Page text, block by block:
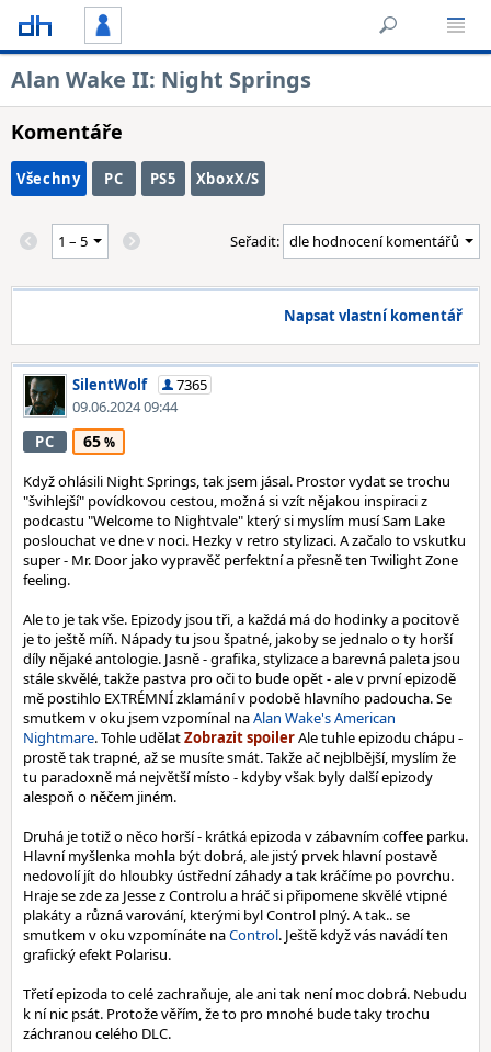
Alan Wake II: Night Springs
Komentáře
Všechny PC PS5 XboxX/S
Seřadit:
Napsat vlastní komentář
SilentWolf
7365
09.06.2024 09:44
PC
65
Když ohlásili Night Springs, tak jsem jásal. Prostor vydat se trochu
"švihlejší" povídkovou cestou, možná si vzít nějakou inspiraci z
podcastu "Welcome to Nightvale" který si myslím musí Sam Lake
poslouchat ve dne v noci. Hezky v retro stylizaci. A začalo to vskutku
super - Mr. Door jako vypravěč perfektní a přesně ten Twilight Zone
feeling.
Ale to je tak vše. Epizody jsou tři, a každá má do hodinky a pocitově
je to ještě míň. Nápady tu jsou špatné, jakoby se jednalo o ty horší
díly nějaké antologie. Jasně - grafika, stylizace a barevná paleta jsou
stále skvělé, takže pastva pro oči to bude opět - ale v první epizodě
mě postihlo EXTRÉMNÍ zklamání v podobě hlavního padoucha. Se
smutkem v oku jsem vzpomínal naAlan Wake's American
Nightmare. Tohle udělat
Ale tuhle epizodu chápu -
prostě tak trapné, až se musíte smát. Takže ač nejblbější, myslím že
tu paradoxně má největší místo - kdyby však byly další epizody
alespoň o něčem jiném.
Druhá je totiž o něco horší - krátká epizoda v zábavním coffee parku.
Hlavní myšlenka mohla být dobrá, ale jistý prvek hlavní postavě
nedovolí jít do hloubky ústřední záhady a tak kráčíme po povrchu.
Hraje se zde za Jesse z Controlu a hráč si připomene skvělé vtipné
plakáty a různá varování, kterými byl Control plný. A tak.. se
smutkem v oku vzpomínáte naControl. Ještě když vás navádí ten
grafický efekt Polarisu.
Třetí epizoda to celé zachraňuje, ale ani tak není moc dobrá. Nebudu
k ní nic psát. Protože věřím, že to pro mnohé bude taky trochu
záchranou celého DLC.